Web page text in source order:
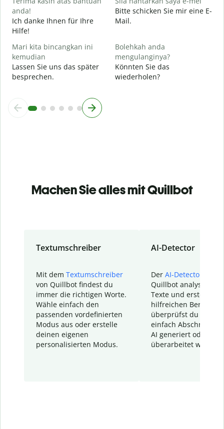
anda!
Ich danke Ihnen für Ihre
Hilfe!
Bitte schicken Sie mir eine E-
Mail.
Mari kita bincangkan ini
kemudian
Lassen Sie uns das später
besprechen.
Bolehkah anda
mengulanginya?
Könnten Sie das
wiederholen?
Machen Sie alles mit Quillbot
Textumschreiber
Mit dem Textumschreiber
von Quillbot findest du
immer die richtigen Worte.
Wähle einfach den
passenden vordefinierten
Modus aus oder erstelle
deinen eigenen
personalisierten Modus.
AI-Detector
Der AI-Detector
Quillbot analysiert
Texte und erstellt
hilfreichen Bericht.
überprüfst du
einfach Abschnitte,
AI generiert oder
überarbeitet wurden.